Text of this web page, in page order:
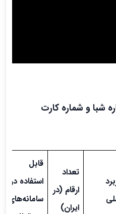
شبا و شماره کارت
تعداد
ارقام (در
ایران)
قابل
استفاده در
سامانه‌های